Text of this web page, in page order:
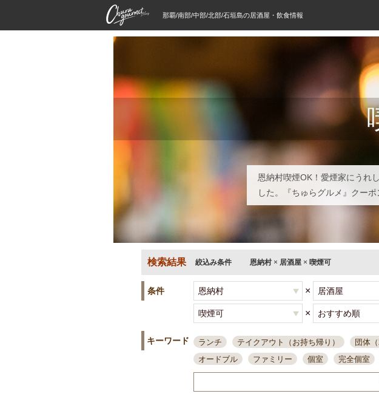
那覇/南部/中部/北部/石垣島の居酒屋・飲食情報
恩納村喫煙OK！愛煙家にうれ
した。『ちゅらグルメ』クー
検索結果 絞込み条件 恩納村 × 居酒屋 × 喫煙可
条件 ×
×
キーワード ランチ テイクアウト（お持ち帰り） 団体
オードブル
ファミリー 個室 完全個室
接待・会食
ちょい飲み コスパ最高 肉